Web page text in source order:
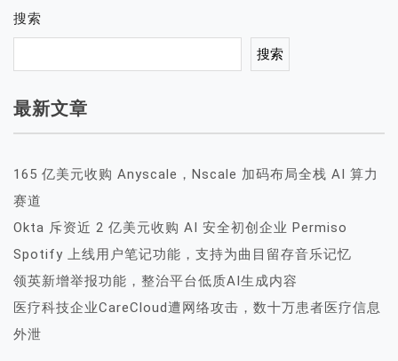
搜索
搜索
最新文章
165 亿美元收购 Anyscale，Nscale 加码布局全栈 AI 算力
赛道
Okta 斥资近 2 亿美元收购 AI 安全初创企业 Permiso
Spotify 上线用户笔记功能，支持为曲目留存音乐记忆
领英新增举报功能，整治平台低质AI生成内容
医疗科技企业CareCloud遭网络攻击，数十万患者医疗信息
外泄